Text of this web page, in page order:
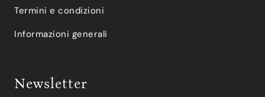
Termini e condizioni
Informazioni generali
Newsletter